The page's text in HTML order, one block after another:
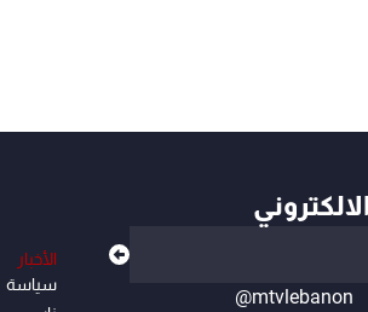
@mtvlebanon
الأخبار
سياسة